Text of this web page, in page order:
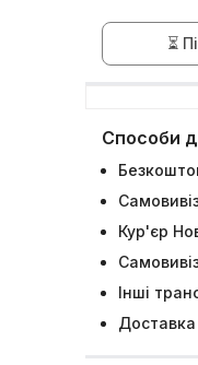
⏳
Способи
Кур'єр
Інші